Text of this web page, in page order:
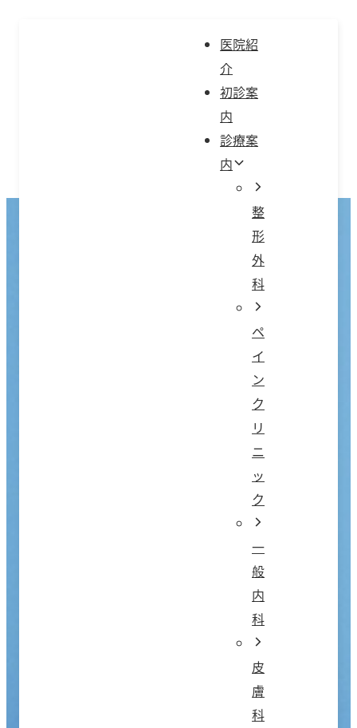
医院紹
介
初診案
内
診療案
内
整
形
外
科
ペ
イ
ン
ク
リ
ニ
ッ
ク
一
般
内
科
皮
膚
科